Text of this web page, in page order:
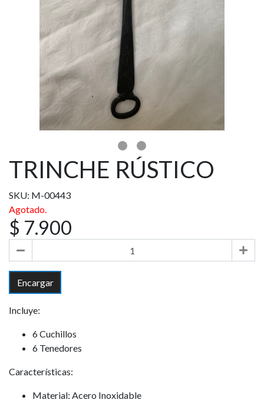
TRINCHE RÚSTICO
SKU: M-00443
Agotado.
$ 7.900
Encargar
Incluye:
6 Cuchillos
6 Tenedores
Características:
Material: Acero Inoxidable